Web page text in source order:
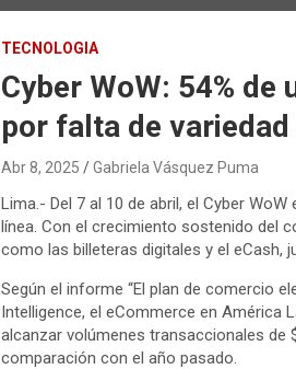
TECNOLOGIA
Cyber WoW: 54%
por falta de
Abr 8, 2025 Gabriela Vásquez Puma
Lima.- Del 7 al 10 de abril, el Cyber
línea. Con el crecimiento sostenido del
como las billeteras digitales y el eCash,
Según el informe “El plan de comercio
Intelligence, el eCommerce en América
alcanzar volúmenes transaccionales de
comparación con el año pasado.